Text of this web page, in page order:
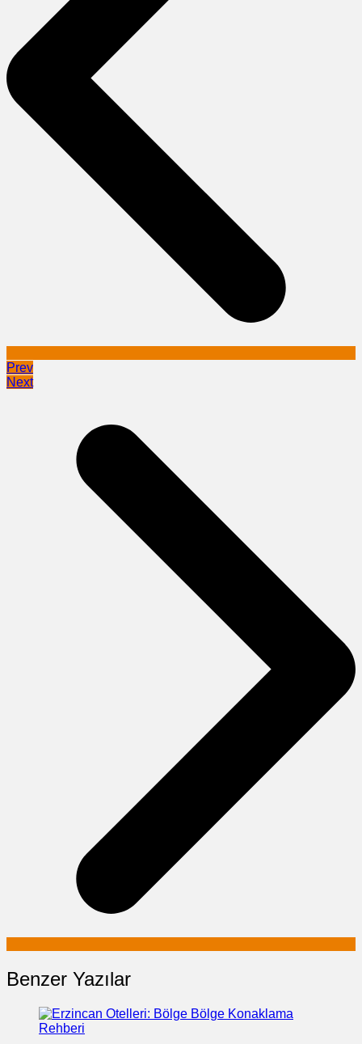
Prev
Next
Benzer Yazılar